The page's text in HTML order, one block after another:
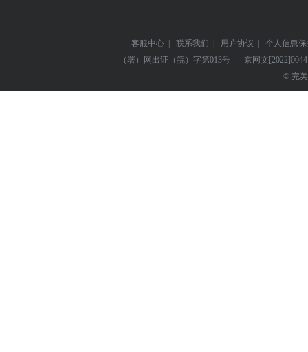
客服中心 | 联系我们 | 用户协议 |
个人信息
（署）网出证（皖）字第013号
京网文
© 完美